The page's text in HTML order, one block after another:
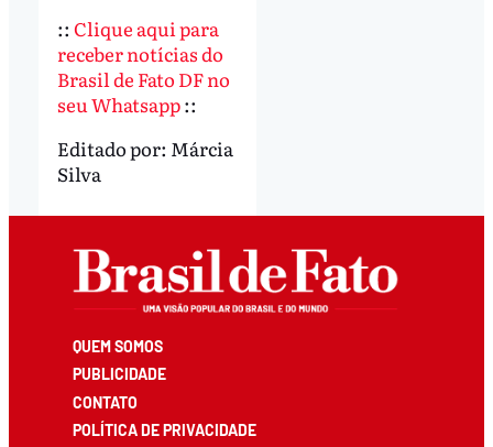
:: Clique aqui para
receber notícias do
Brasil de Fato DF no
seu Whatsapp::
Editado por: Márcia
Silva
QUEM SOMOS
PUBLICIDADE
CONTATO
POLÍTICA DE PRIVACIDADE